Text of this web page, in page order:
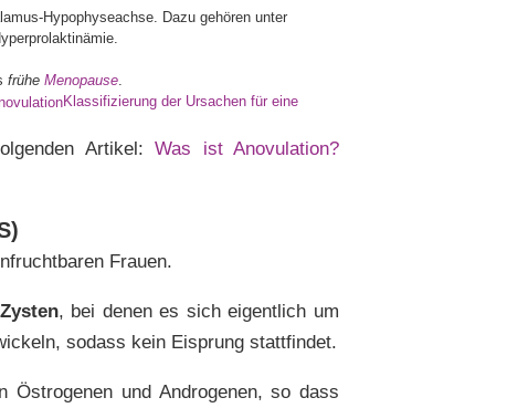
Hypophyseachse. Dazu gehören unter
frühe Menopause.
Klassifizierung der Ursachen für eine
Artikel: Was ist Anovulation?
Frauen.
, bei denen es sich eigentlich um
sodass kein Eisprung stattfindet.
und Androgenen, so dass